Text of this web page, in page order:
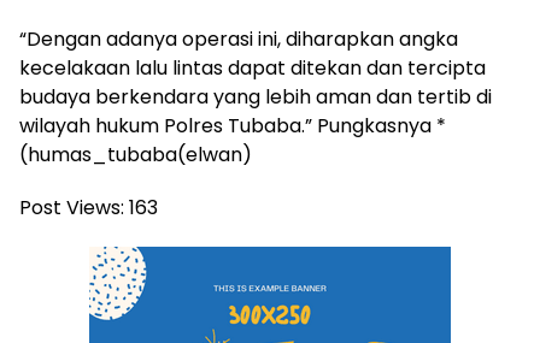
“Dengan adanya operasi ini, diharapkan angka
kecelakaan lalu lintas dapat ditekan dan tercipta
budaya berkendara yang lebih aman dan tertib di
wilayah hukum Polres Tubaba.” Pungkasnya *
(humas_tubaba(elwan)
Post Views: 163